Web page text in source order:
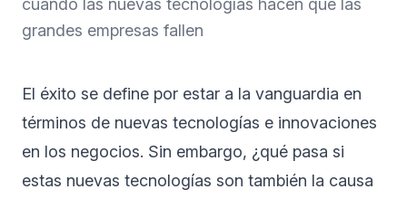
cuándo las nuevas tecnologías hacen que las
grandes empresas fallen
El éxito se define por estar a la vanguardia en
términos de nuevas tecnologías e innovaciones
en los negocios. Sin embargo, ¿qué pasa si
estas nuevas tecnologías son también la causa